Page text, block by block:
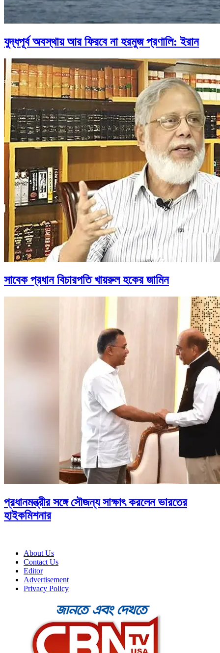
যুদ্ধপূর্ব অবস্থায় আর ফিরবে না হরমুজ প্রণালি: ইরান
সাবেক প্রধান বিচারপতি খায়রুল হকের জামিন
প্রধানমন্ত্রীর সঙ্গে সৌজন্য সাক্ষাৎ করলেন ভারতের
হাইকমিশনার
About Us
Contact Us
Editor
Advertisement
Privacy Policy